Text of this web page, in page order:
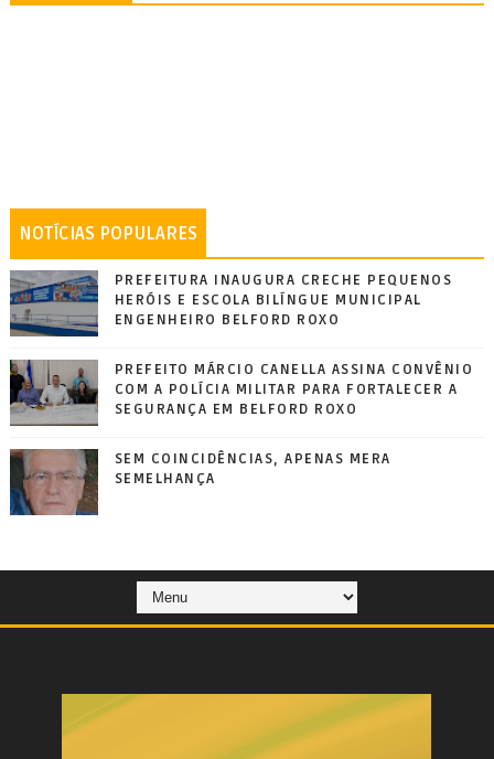
NOTÍCIAS POPULARES
PREFEITURA INAUGURA CRECHE PEQUENOS
HERÓIS E ESCOLA BILÍNGUE MUNICIPAL
ENGENHEIRO BELFORD ROXO
PREFEITO MÁRCIO CANELLA ASSINA CONVÊNIO
COM A POLÍCIA MILITAR PARA FORTALECER A
SEGURANÇA EM BELFORD ROXO
SEM COINCIDÊNCIAS, APENAS MERA
SEMELHANÇA